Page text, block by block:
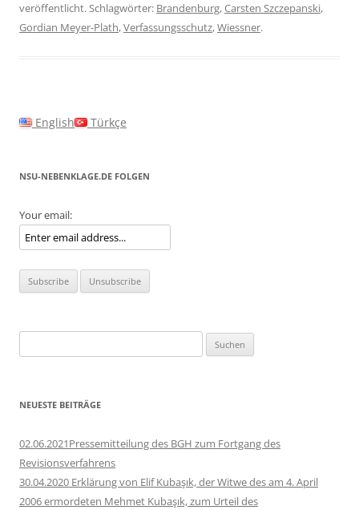
veröffentlicht. Schlagwörter: Brandenburg,Carsten Szczepanski,
Gordian Meyer-Plath,Verfassungsschutz,Wiessner.
English Türkçe
NSU-NEBENKLAGE.DE FOLGEN
Your email:
nach:
NEUESTE BEITRÄGE
02.06.2021Pressemitteilung des BGH zum Fortgang des
Revisionsverfahrens
30.04.2020 Erklärung von Elif Kubaşık, der Witwe des am 4. April
2006 ermordeten Mehmet Kubaşık, zum Urteil des